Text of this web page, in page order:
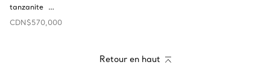
tanzanite …
CDN$570,000
Retour en haut